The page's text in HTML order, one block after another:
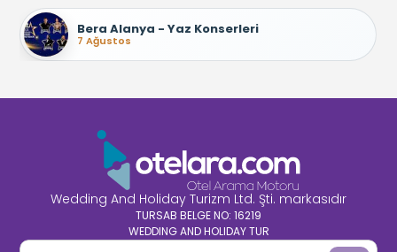
Bera Alanya - Yaz Konserleri
7 Ağustos
Wedding And Holiday Turizm Ltd. Şti. markasıdır
TURSAB BELGE NO: 16219
WEDDING AND HOLIDAY TUR